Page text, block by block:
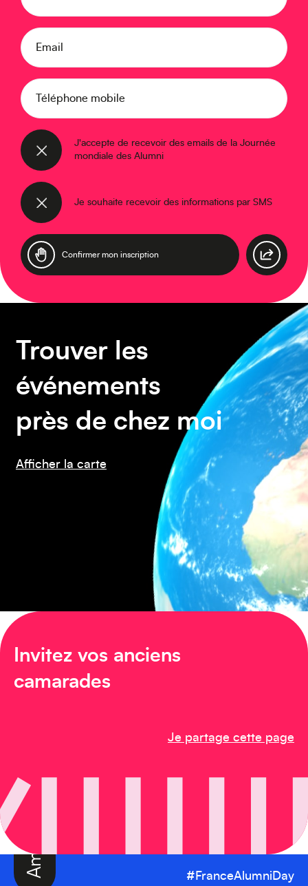
Email
Téléphone mobile
J'accepte de recevoir des emails de la Journée
mondiale des Alumni
Je souhaite recevoir des informations par SMS
Trouver les
événements
près de chez moi
Afficher la carte
Invitez vos anciens
camarades
Je partage cette page
Amérique du Nord
Amérique du Sud
Asie
Caraïbes
Europe
Moyen-Orient
#FranceAlumniDay